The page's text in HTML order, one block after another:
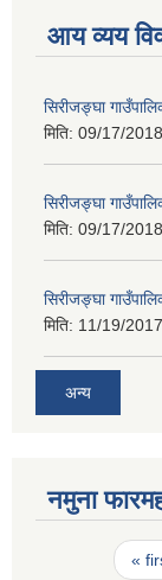
आय व्यय
सिरीजङ्घा
मिति: 09/17/
सिरीजङ्घा
मिति: 09/17/
सिरीजङ्घा
मिति: 11/19/
अन्य
नमुना
Pages«